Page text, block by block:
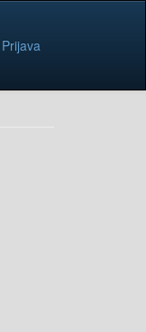
Prijava